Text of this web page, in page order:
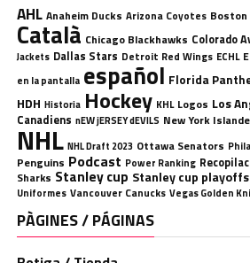
AHL Anaheim Ducks Arizona Coyotes Boston
Català Chicago Blackhawks Colorado
Jackets Dallas Stars Detroit Red Wings ECHL
en la pantalla español Florida
HDH Historia Hockey KHL Logos Los
Canadiens nEW jERSEY dEVILS New York
NHL NHL Draft 2023 Ottawa Senators
Penguins Podcast Power Ranking
Sharks Stanley cup Stanley cup playoffs
Uniformes Vancouver Canucks Vegas Golden
PÀGINES / PÁGINAS